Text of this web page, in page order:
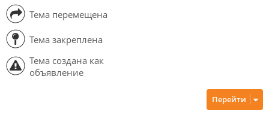
Тема перемещена
Тема закреплена
Тема создана как
объявление
Перейти